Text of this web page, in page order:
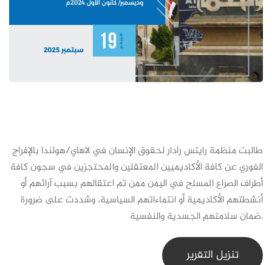
طالبت منظمة رايتس رادار لحقوق الإنسان في لاهاي/هولندا بالإفراج
الفوري عن كافة الأكاديميين المعتقلين والمحتجزين في سجون كافة
أطراف الصراع المسلح في اليمن ممن تم اعتقالهم بسبب آرائهم أو
أنشطتهم الأكاديمية أو انتماءاتهم السياسية، وشددت على ضرورة
ضمان سلامتهم الجسدية والنفسية.
تنزيل التقرير